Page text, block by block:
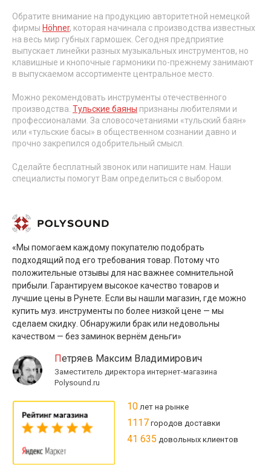
Обратите внимание на продукцию авторитетной немецкой
фирмы Höhner, которая начинала с производства известных
на весь мир губных гармошек. Сегодня предприятие
выпускает линейки разных музыкальных инструментов, но
клавишные и кнопочные гармоники по-прежнему занимают
в выпускаемом ассортименте центральное место.
Можно рекомендовать инструменты отечественного
производства. Тульские баяны признаны любителями и
профессионалами. За словосочетаниями «тульский баян»
или «тульские басы» в общественном сознании давно и
прочно закрепился одобрительный смысл.
Сделайте бесплатный звонок или напишите нам. Наши
специалисты помогут Вам определиться с выбором.
«Мы помогаем каждому покупателю подобрать
подходящий под его требования товар. Потому что
положительные отзывы для нас важнее сомнительной
прибыли. Гарантируем высокое качество товаров и
лучшие цены в Рунете. Если вы нашли магазин, где можно
купить муз. инструменты по более низкой цене — мы
сделаем скидку. Обнаружили брак или недовольны
качеством — без заминок вернём деньги»
Петряев Максим Владимирович
Заместитель директора интернет-магазина
Polysound.ru
10 лет на рынке
1117 городов доставки
41 635 довольных клиентов